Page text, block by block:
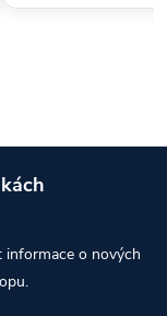
informace o nových